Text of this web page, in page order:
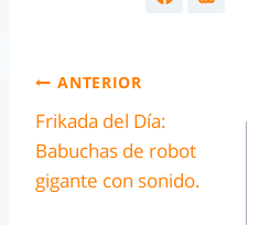
ANTERIOR
Frikada del Día:
Babuchas de robot
gigante con sonido.